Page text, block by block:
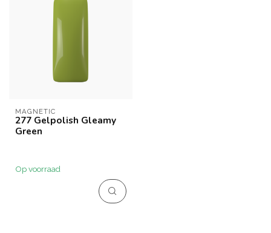
MAGNETIC
277 Gelpolish Gleamy
Green
Op voorraad